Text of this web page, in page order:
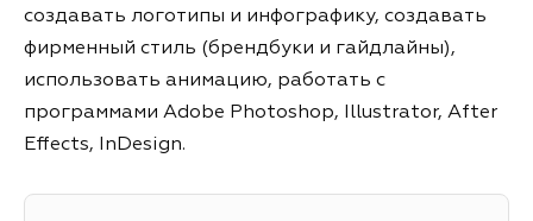
создавать логотипы и инфографику, создавать
фирменный стиль (брендбуки и гайдлайны),
использовать анимацию, работать с
программами Adobe Photoshop, Illustrator, After
Effects, InDesign.